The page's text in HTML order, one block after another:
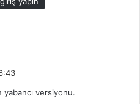
:
versiyonu.